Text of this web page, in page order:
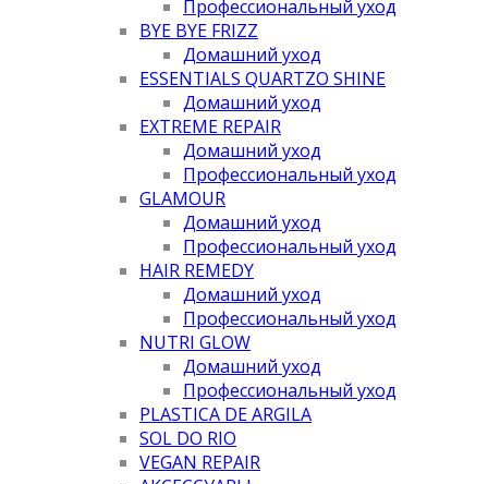
Профессиональный уход
BYE BYE FRIZZ
Домашний уход
ESSENTIALS QUARTZO SHINE
Домашний уход
EXTREME REPAIR
Домашний уход
Профессиональный уход
GLAMOUR
Домашний уход
Профессиональный уход
HAIR REMEDY
Домашний уход
Профессиональный уход
NUTRI GLOW
Домашний уход
Профессиональный уход
PLASTICA DE ARGILA
SOL DO RIO
VEGAN REPAIR